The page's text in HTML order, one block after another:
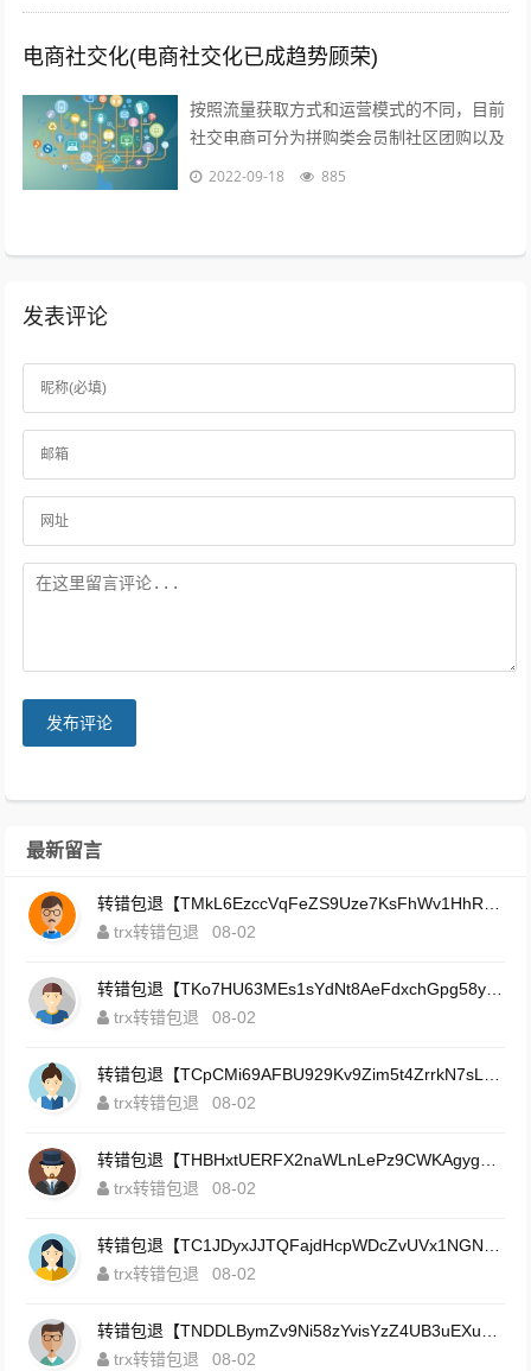
电商社交化(电商社交化已成趋势顾荣)
按照流量获取方式和运营模式的不同，目前
社交电商可分为拼购类会员制社区团购以及
内容类四种典型的商业模式拼购类以拼多多
2022-09-18 885
发表评论
发布评论
最新留言
转错包退【TMkL6EzccVqFeZS9Uze7KsFhWv1HhRnnk2】客服TeleGram:【@TrxEm】
trx转错包退
08-02
转错包退【TKo7HU63MEs1sYdNt8AeFdxchGpg58y7pJ】客服TeleGram:【@TrxEm】
trx转错包退
08-02
转错包退【TCpCMi69AFBU929Kv9Zim5t4ZrrkN7sLmt】客服TeleGram:【@TrxEm】
trx转错包退
08-02
转错包退【THBHxtUERFX2naWLnLePz9CWKAgygggggv】客服TeleGram:【@TrxEm】
trx转错包退
08-02
转错包退【TC1JDyxJJTQFajdHcpWDcZvUVx1NGNcSZo】客服TeleGram:【@TrxEm】
trx转错包退
08-02
转错包退【TNDDLBymZv9Ni58zYvisYzZ4UB3uEXuzXQ】客服TeleGram:【@TrxEm】
trx转错包退
08-02